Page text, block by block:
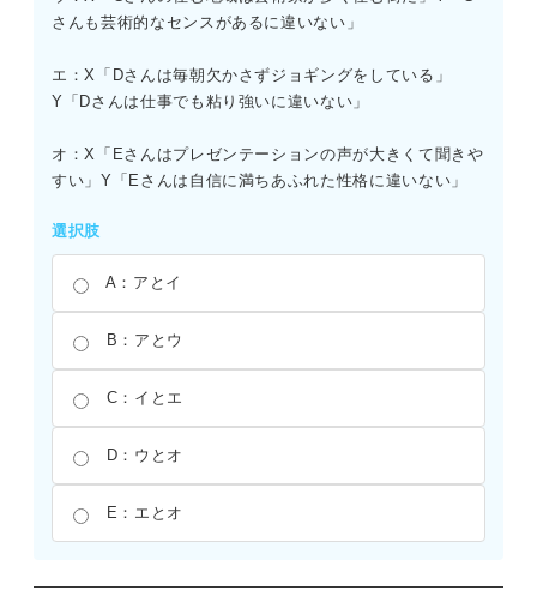
さんも芸術的なセンスがあるに違いない」
エ：X「Dさんは毎朝欠かさずジョギングをしている」
Y「Dさんは仕事でも粘り強いに違いない」
オ：X「Eさんはプレゼンテーションの声が大きくて聞きや
すい」Y「Eさんは自信に満ちあふれた性格に違いない」
選択肢
A：アとイ
B：アとウ
C：イとエ
D：ウとオ
E：エとオ